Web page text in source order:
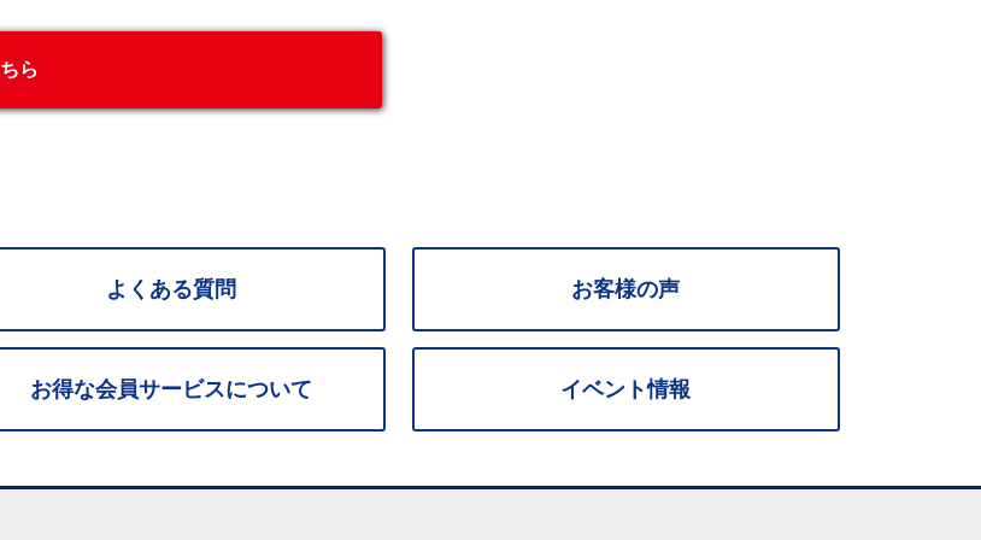
ら
よくある質問 お客様の声
お得な会員サービスについて イベント情報